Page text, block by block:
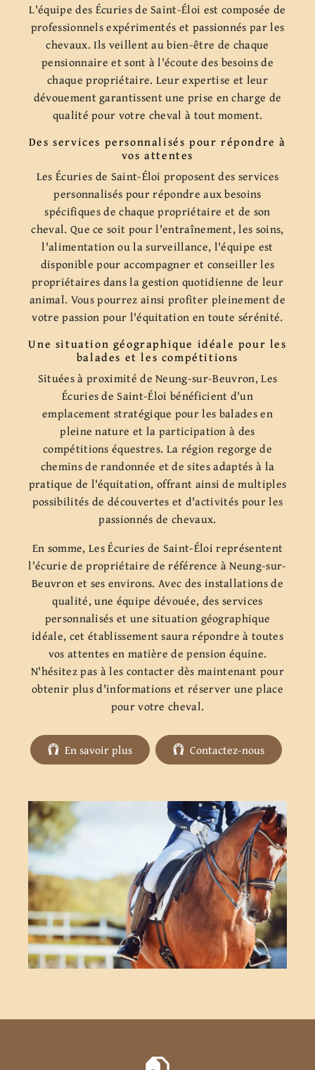
L'équipe des Écuries de Saint-Éloi est composée de
professionnels expérimentés et passionnés par les
chevaux. Ils veillent au bien-être de chaque
pensionnaire et sont à l'écoute des besoins de
chaque propriétaire. Leur expertise et leur
dévouement garantissent une prise en charge de
qualité pour votre cheval à tout moment.
Des services personnalisés pour répondre à
vos attentes
Les Écuries de Saint-Éloi proposent des services
personnalisés pour répondre aux besoins
spécifiques de chaque propriétaire et de son
cheval. Que ce soit pour l'entraînement, les soins,
l'alimentation ou la surveillance, l'équipe est
disponible pour accompagner et conseiller les
propriétaires dans la gestion quotidienne de leur
animal. Vous pourrez ainsi profiter pleinement de
votre passion pour l'équitation en toute sérénité.
Une situation géographique idéale pour les
balades et les compétitions
Situées à proximité de Neung-sur-Beuvron, Les
Écuries de Saint-Éloi bénéficient d'un
emplacement stratégique pour les balades en
pleine nature et la participation à des
compétitions équestres. La région regorge de
chemins de randonnée et de sites adaptés à la
pratique de l'équitation, offrant ainsi de multiples
possibilités de découvertes et d'activités pour les
passionnés de chevaux.
En somme, Les Écuries de Saint-Éloi représentent
l'écurie de propriétaire de référence à Neung-sur-
Beuvron et ses environs. Avec des installations de
qualité, une équipe dévouée, des services
personnalisés et une situation géographique
idéale, cet établissement saura répondre à toutes
vos attentes en matière de pension équine.
N'hésitez pas à les contacter dès maintenant pour
obtenir plus d'informations et réserver une place
pour votre cheval.
En savoir plus Contactez-nous